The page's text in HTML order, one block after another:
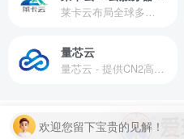
莱卡云布局全球多个地理区域。提供服务有：境外云服务器、国内云服务器、独立服务器、服务器托管、CDN、SSL证书、游戏服务器等业务。
量芯云
量芯云 - 提供CN2高速香港美国云服务器&专业高防服务器租用等云服务器供应商
欢迎您留下宝贵的见解！